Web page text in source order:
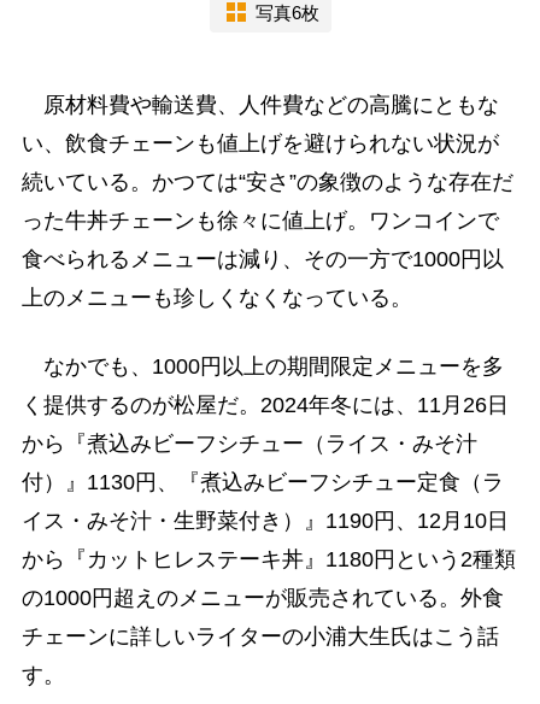
写真6枚
原材料費や輸送費、人件費などの高騰にともな
い、飲食チェーンも値上げを避けられない状況が
続いている。かつては“安さ”の象徴のような存在だ
った牛丼チェーンも徐々に値上げ。ワンコインで
食べられるメニューは減り、その一方で1000円以
上のメニューも珍しくなくなっている。
なかでも、1000円以上の期間限定メニューを多
く提供するのが松屋だ。2024年冬には、11月26日
から『煮込みビーフシチュー（ライス・みそ汁
付）』1130円、『煮込みビーフシチュー定食（ラ
イス・みそ汁・生野菜付き）』1190円、12月10日
から『カットヒレステーキ丼』1180円という2種類
の1000円超えのメニューが販売されている。外食
チェーンに詳しいライターの小浦大生氏はこう話
す。